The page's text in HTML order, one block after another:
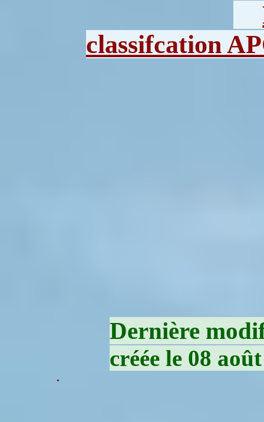
classifcation
Dernière
créée le 08
.